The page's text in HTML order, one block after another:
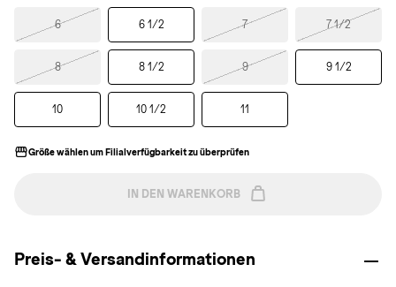
6 6 1/2 7 7 1/2
8 8 1/2 9 9 1/2
10 10 1/2 11
Größe wählen um Filialverfügbarkeit zu überprüfen
IN DEN WARENKORB
Preis- & Versandinformationen